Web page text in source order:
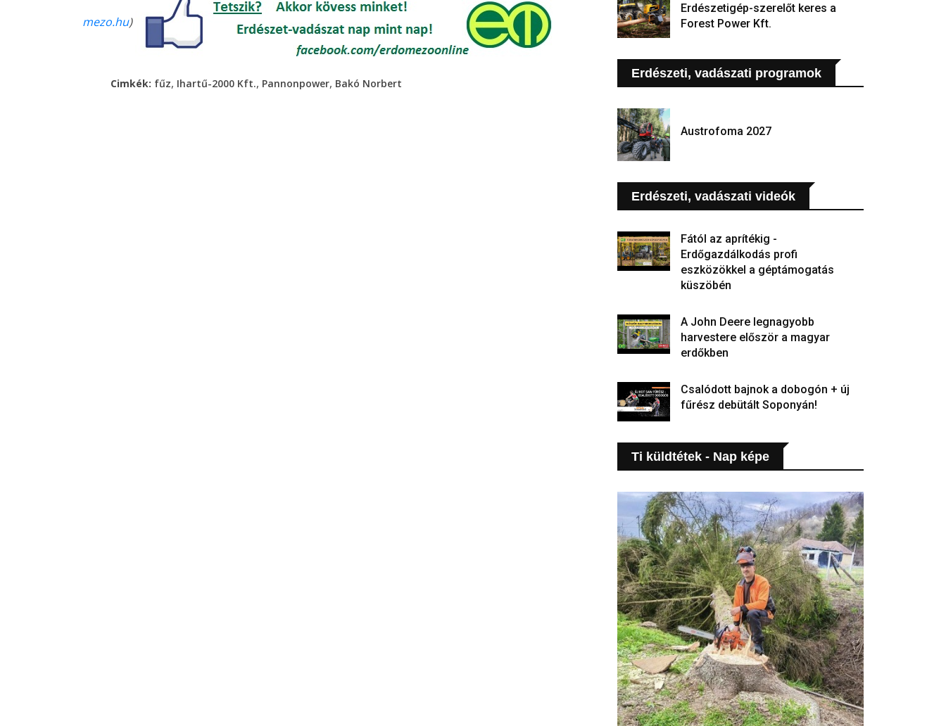
mezo.hu)
Cimkék: fűz, Ihartű-2000 Kft., Pannonpower, Bakó Norbert
Erdészetigép-szerelőt keres a
Forest Power Kft.
Erdészeti, vadászati programok
Austrofoma 2027
Erdészeti, vadászati videók
Fától az aprítékig -
Erdőgazdálkodás profi
eszközökkel a géptámogatás
küszöbén
A John Deere legnagyobb
harvestere először a magyar
erdőkben
Csalódott bajnok a dobogón + új
fűrész debütált Soponyán!
Ti küldtétek - Nap képe